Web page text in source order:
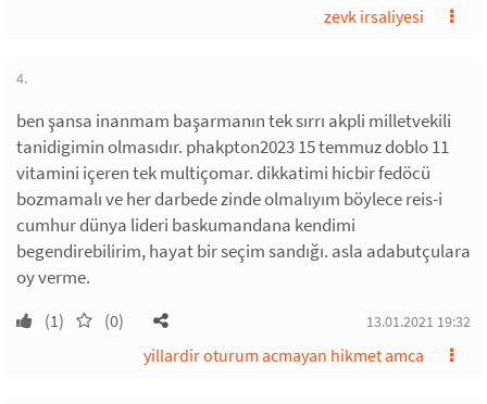
zevk irsaliyesi
4.
ben şansa inanmam başarmanın tek sırrı akpli milletvekili
tanidigimin olmasıdır. phakpton2023 15 temmuz doblo 11
vitamini içeren tek multiçomar. dikkatimi hicbir fedöcü
bozmamalı ve her darbede zinde olmalıyım böylece reis-i
cumhur dünya lideri baskumandana kendimi
begendirebilirim, hayat bir seçim sandığı. asla adabutçulara
oy verme.
(1) (0) 13.01.2021 19:32
yillardir oturum acmayan hikmet amca